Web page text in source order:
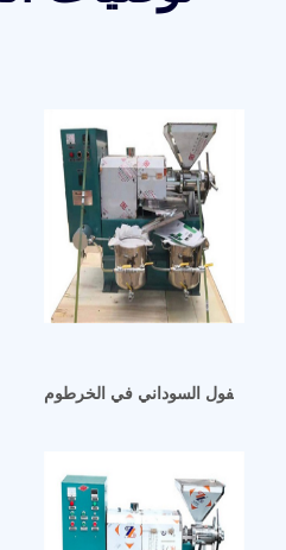
الجزائر كيفية البدء في
الفول السوداني في الخرطوم